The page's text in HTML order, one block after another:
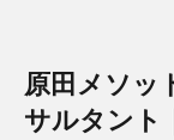
原田メソッ
サルタント